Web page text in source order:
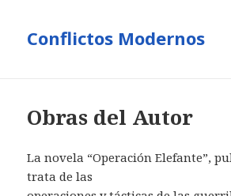
Conflictos Modernos
Obras del Autor
La novela “Operación Elefante”,
trata de las